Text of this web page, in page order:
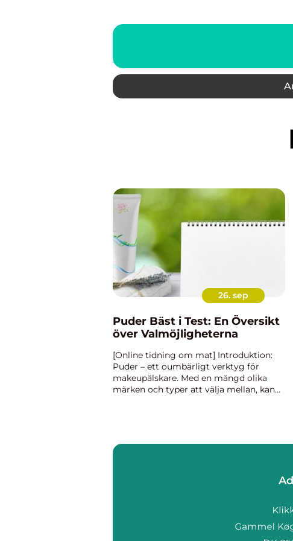
26. sep
Puder Bäst i Test: En Översikt
över Valmöjligheterna
[Online tidning om mat] Introduktion:
Puder – ett oumbärligt verktyg för
makeupälskare. Med en mängd olika
märken och typer att välja mellan, kan